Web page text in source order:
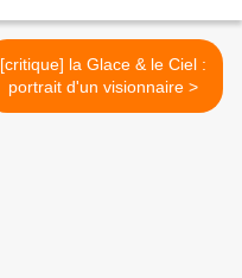
[critique] la Glace & le Ciel :
portrait d'un visionnaire >